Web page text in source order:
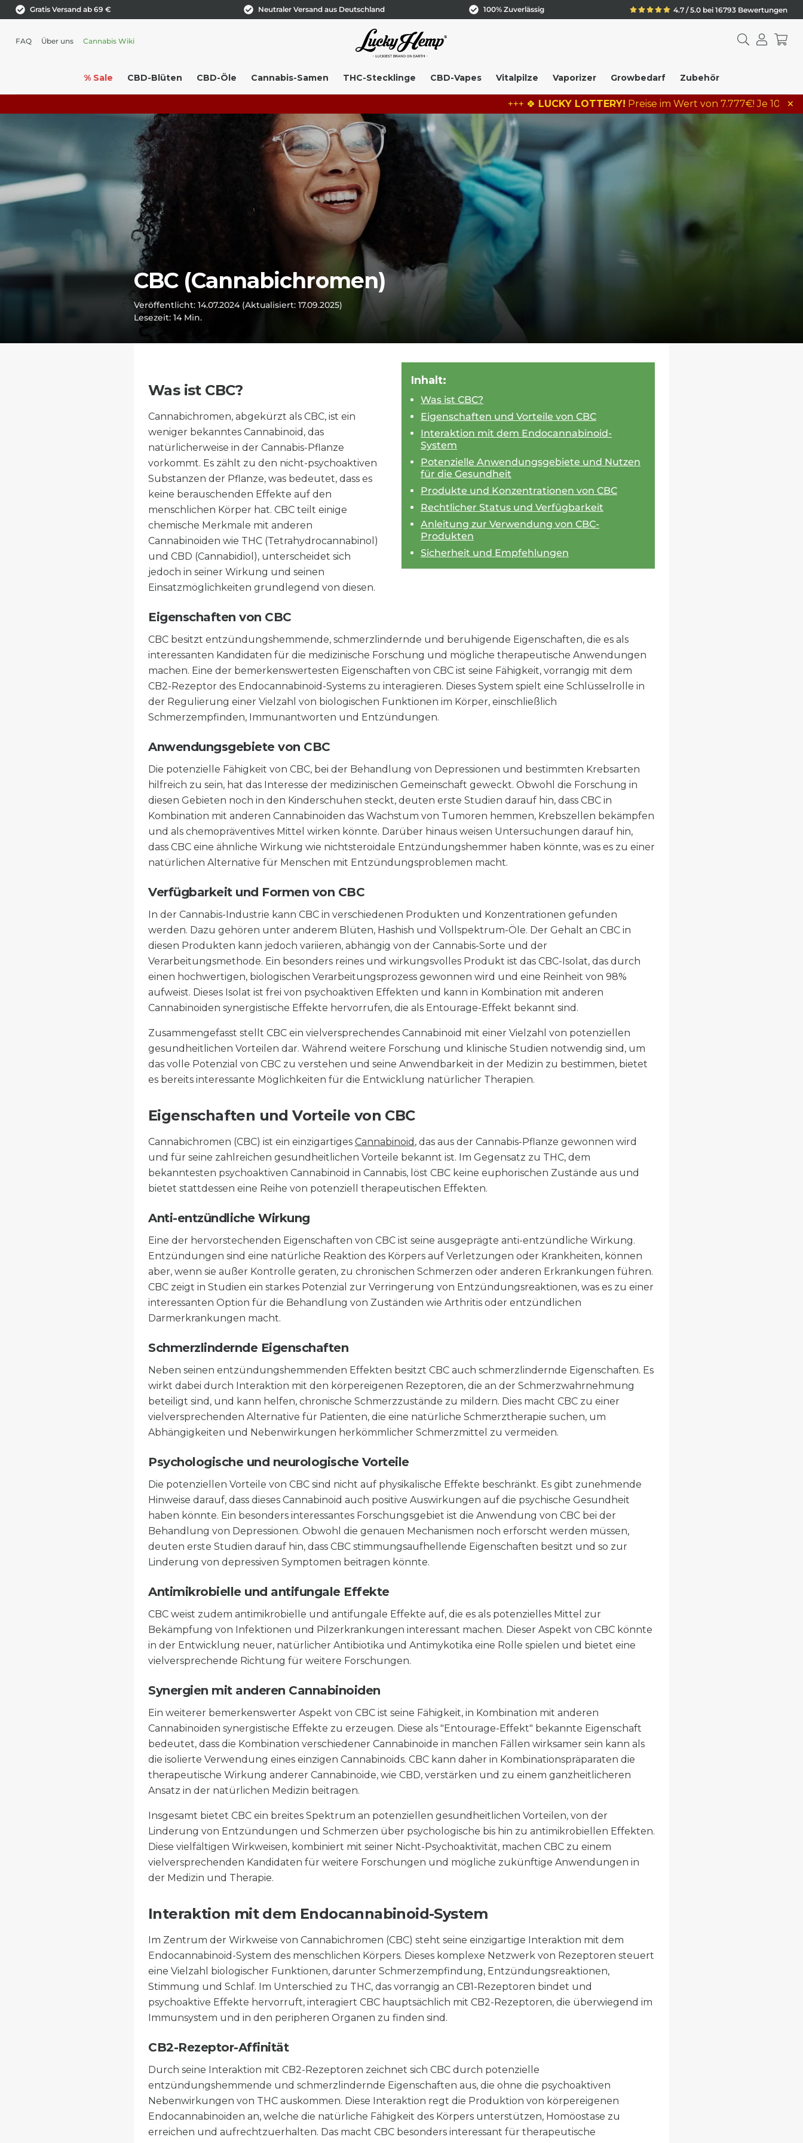
4.7 / 5.0 bei 16793 Bewertungen
Gratis Versand ab 69 € Neutraler Versand aus Deutschland 100% Zuverlässig
FAQ Über uns Cannabis Wiki
% Sale CBD-Blüten CBD-Öle Cannabis-Samen THC-Stecklinge CBD-Vapes Vitalpilze Vaporizer Growbedarf Zubehör
LUCKY LOTTERY!Preise im Wert von 7.777€! Je 10€ Bestellwert = 1
×
CBC (Cannabichromen)
Veröffentlicht: 14.07.2024 (Aktualisiert: 17.09.2025)
Lesezeit: 14Min.
Inhalt:
Was ist CBC?
Eigenschaften und Vorteile von CBC
Interaktion mit dem Endocannabinoid-
System
Potenzielle Anwendungsgebiete und Nutzen
für die Gesundheit
Produkte und Konzentrationen von CBC
Rechtlicher Status und Verfügbarkeit
Anleitung zur Verwendung von CBC-
Produkten
Sicherheit und Empfehlungen
Was ist CBC?
Cannabichromen, abgekürzt als CBC, ist ein
weniger bekanntes Cannabinoid, das
natürlicherweise in der Cannabis-Pflanze
vorkommt. Es zählt zu den nicht-psychoaktiven
Substanzen der Pflanze, was bedeutet, dass es
keine berauschenden Effekte auf den
menschlichen Körper hat. CBC teilt einige
chemische Merkmale mit anderen
Cannabinoiden wie THC (Tetrahydrocannabinol)
und CBD (Cannabidiol), unterscheidet sich
jedoch in seiner Wirkung und seinen
Einsatzmöglichkeiten grundlegend von diesen.
Eigenschaften von CBC
CBC besitzt entzündungshemmende, schmerzlindernde und beruhigende Eigenschaften, die es als
interessanten Kandidaten für die medizinische Forschung und mögliche therapeutische Anwendungen
machen. Eine der bemerkenswertesten Eigenschaften von CBC ist seine Fähigkeit, vorrangig mit dem
CB2-Rezeptor des Endocannabinoid-Systems zu interagieren. Dieses System spielt eine Schlüsselrolle in
der Regulierung einer Vielzahl von biologischen Funktionen im Körper, einschließlich
Schmerzempfinden, Immunantworten und Entzündungen.
Anwendungsgebiete von CBC
Die potenzielle Fähigkeit von CBC, bei der Behandlung von Depressionen und bestimmten Krebsarten
hilfreich zu sein, hat das Interesse der medizinischen Gemeinschaft geweckt. Obwohl die Forschung in
diesen Gebieten noch in den Kinderschuhen steckt, deuten erste Studien darauf hin, dass CBC in
Kombination mit anderen Cannabinoiden das Wachstum von Tumoren hemmen, Krebszellen bekämpfen
und als chemopräventives Mittel wirken könnte. Darüber hinaus weisen Untersuchungen darauf hin,
dass CBC eine ähnliche Wirkung wie nichtsteroidale Entzündungshemmer haben könnte, was es zu einer
natürlichen Alternative für Menschen mit Entzündungsproblemen macht.
Verfügbarkeit und Formen von CBC
In der Cannabis-Industrie kann CBC in verschiedenen Produkten und Konzentrationen gefunden
werden. Dazu gehören unter anderem Blüten, Hashish und Vollspektrum-Öle. Der Gehalt an CBC in
diesen Produkten kann jedoch variieren, abhängig von der Cannabis-Sorte und der
Verarbeitungsmethode. Ein besonders reines und wirkungsvolles Produkt ist das CBC-Isolat, das durch
einen hochwertigen, biologischen Verarbeitungsprozess gewonnen wird und eine Reinheit von 98%
aufweist. Dieses Isolat ist frei von psychoaktiven Effekten und kann in Kombination mit anderen
Cannabinoiden synergistische Effekte hervorrufen, die als Entourage-Effekt bekannt sind.
Zusammengefasst stellt CBC ein vielversprechendes Cannabinoid mit einer Vielzahl von potenziellen
gesundheitlichen Vorteilen dar. Während weitere Forschung und klinische Studien notwendig sind, um
das volle Potenzial von CBC zu verstehen und seine Anwendbarkeit in der Medizin zu bestimmen, bietet
es bereits interessante Möglichkeiten für die Entwicklung natürlicher Therapien.
Eigenschaften und Vorteile von CBC
Cannabichromen (CBC) ist ein einzigartiges Cannabinoid , das aus der Cannabis-Pflanze gewonnen wird
und für seine zahlreichen gesundheitlichen Vorteile bekannt ist. Im Gegensatz zu THC, dem
bekanntesten psychoaktiven Cannabinoid in Cannabis, löst CBC keine euphorischen Zustände aus und
bietet stattdessen eine Reihe von potenziell therapeutischen Effekten.
Anti-entzündliche Wirkung
Eine der hervorstechenden Eigenschaften von CBC ist seine ausgeprägte anti-entzündliche Wirkung.
Entzündungen sind eine natürliche Reaktion des Körpers auf Verletzungen oder Krankheiten, können
aber, wenn sie außer Kontrolle geraten, zu chronischen Schmerzen oder anderen Erkrankungen führen.
CBC zeigt in Studien ein starkes Potenzial zur Verringerung von Entzündungsreaktionen, was es zu einer
interessanten Option für die Behandlung von Zuständen wie Arthritis oder entzündlichen
Darmerkrankungen macht.
Schmerzlindernde Eigenschaften
Neben seinen entzündungshemmenden Effekten besitzt CBC auch schmerzlindernde Eigenschaften. Es
wirkt dabei durch Interaktion mit den körpereigenen Rezeptoren, die an der Schmerzwahrnehmung
beteiligt sind, und kann helfen, chronische Schmerzzustände zu mildern. Dies macht CBC zu einer
vielversprechenden Alternative für Patienten, die eine natürliche Schmerztherapie suchen, um
Abhängigkeiten und Nebenwirkungen herkömmlicher Schmerzmittel zu vermeiden.
Psychologische und neurologische Vorteile
Die potenziellen Vorteile von CBC sind nicht auf physikalische Effekte beschränkt. Es gibt zunehmende
Hinweise darauf, dass dieses Cannabinoid auch positive Auswirkungen auf die psychische Gesundheit
haben könnte. Ein besonders interessantes Forschungsgebiet ist die Anwendung von CBC bei der
Behandlung von Depressionen. Obwohl die genauen Mechanismen noch erforscht werden müssen,
deuten erste Studien darauf hin, dass CBC stimmungsaufhellende Eigenschaften besitzt und so zur
Linderung von depressiven Symptomen beitragen könnte.
Antimikrobielle und antifungale Effekte
CBC weist zudem antimikrobielle und antifungale Effekte auf, die es als potenzielles Mittel zur
Bekämpfung von Infektionen und Pilzerkrankungen interessant machen. Dieser Aspekt von CBC könnte
in der Entwicklung neuer, natürlicher Antibiotika und Antimykotika eine Rolle spielen und bietet eine
vielversprechende Richtung für weitere Forschungen.
Synergien mit anderen Cannabinoiden
Ein weiterer bemerkenswerter Aspekt von CBC ist seine Fähigkeit, in Kombination mit anderen
Cannabinoiden synergistische Effekte zu erzeugen. Diese als "Entourage-Effekt" bekannte Eigenschaft
bedeutet, dass die Kombination verschiedener Cannabinoide in manchen Fällen wirksamer sein kann als
die isolierte Verwendung eines einzigen Cannabinoids. CBC kann daher in Kombinationspräparaten die
therapeutische Wirkung anderer Cannabinoide, wie CBD, verstärken und zu einem ganzheitlicheren
Ansatz in der natürlichen Medizin beitragen.
Insgesamt bietet CBC ein breites Spektrum an potenziellen gesundheitlichen Vorteilen, von der
Linderung von Entzündungen und Schmerzen über psychologische bis hin zu antimikrobiellen Effekten.
Diese vielfältigen Wirkweisen, kombiniert mit seiner Nicht-Psychoaktivität, machen CBC zu einem
vielversprechenden Kandidaten für weitere Forschungen und mögliche zukünftige Anwendungen in
der Medizin und Therapie.
Interaktion mit dem Endocannabinoid-System
Im Zentrum der Wirkweise von Cannabichromen (CBC) steht seine einzigartige Interaktion mit dem
Endocannabinoid-System des menschlichen Körpers. Dieses komplexe Netzwerk von Rezeptoren steuert
eine Vielzahl biologischer Funktionen, darunter Schmerzempfindung, Entzündungsreaktionen,
Stimmung und Schlaf. Im Unterschied zu THC, das vorrangig an CB1-Rezeptoren bindet und
psychoaktive Effekte hervorruft, interagiert CBC hauptsächlich mit CB2-Rezeptoren, die überwiegend im
Immunsystem und in den peripheren Organen zu finden sind.
CB2-Rezeptor-Affinität
Durch seine Interaktion mit CB2-Rezeptoren zeichnet sich CBC durch potenzielle
entzündungshemmende und schmerzlindernde Eigenschaften aus, die ohne die psychoaktiven
Nebenwirkungen von THC auskommen. Diese Interaktion regt die Produktion von körpereigenen
Endocannabinoiden an, welche die natürliche Fähigkeit des Körpers unterstützen, Homöostase zu
erreichen und aufrechtzuerhalten. Das macht CBC besonders interessant für therapeutische